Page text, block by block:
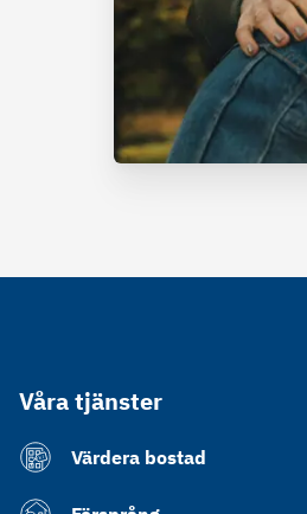
Våra tjänster
Värdera bostad